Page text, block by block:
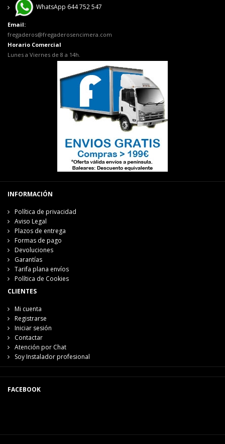
WhatsApp 644 752 547
Email:
fregaderos@fregaderosencimera.com
Horario Comercial
Lunes a Viernes de 8 a 14h.
INFORMACIÓN
Política de privacidad
Aviso Legal
Plazos de entrega
Formas de pago
Devoluciones
Garantías
Tarifa plana envíos
Política de Cookies
CLIENTES
Mi cuenta
Registrarse
Iniciar sesión
Contactar
Atención por Chat
Soy Instalador profesional
FACEBOOK